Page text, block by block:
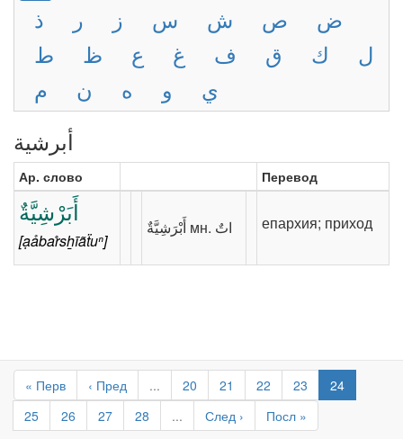
ذ
ر ز س ش ص
ض
ط
ظ ع غ ف ق ك
ل
م
ن ه و
ي
أبرشية
Ар. слово Перевод
أَبَرْشِيَّةٌ
[ạảbar̊sẖīãẗuⁿ]
епархия; приход
« Перв ‹ Пред ... 20 21 22 23
24
25
26 27 28 ... След › Посл »